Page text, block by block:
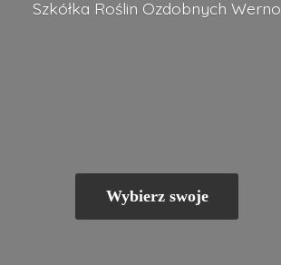
Szkółka Roślin Ozdobnych Werno
Wybierz swoje